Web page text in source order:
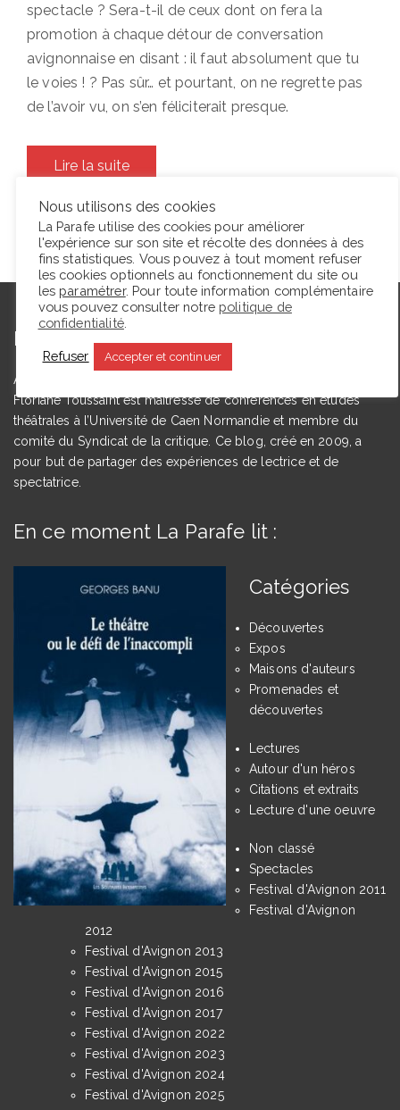
spectacle ? Sera-t-il de ceux dont on fera la
promotion à chaque détour de conversation
avignonnaise en disant : il faut absolument que tu
le voies ! ? Pas sûr… et pourtant, on ne regrette pas
de l’avoir vu, on s’en féliciterait presque.
Lire la suite
L’autrice
Agrégée de lettres modernes et docteure en études théâtrales,
Floriane Toussaint est maîtresse de conférences en études
théâtrales à l’Université de Caen Normandie et membre du
comité du Syndicat de la critique. Ce blog, créé en 2009, a
pour but de partager des expériences de lectrice et de
spectatrice.
En ce moment La Parafe lit :
Catégories
Découvertes
Expos
Maisons d'auteurs
Promenades et
découvertes
Lectures
Autour d'un héros
Citations et extraits
Lecture d'une oeuvre
Non classé
Spectacles
Festival d'Avignon 2011
Festival d'Avignon
2012
Festival d'Avignon 2013
Festival d'Avignon 2015
Festival d'Avignon 2016
Festival d'Avignon 2017
Festival d'Avignon 2022
Festival d'Avignon 2023
Festival d'Avignon 2024
Festival d'Avignon 2025
Nous utilisons des cookies
La Parafe utilise des cookies pour améliorer
l'expérience sur son site et récolte des données à des
fins statistiques. Vous pouvez à tout moment refuser
les cookies optionnels au fonctionnement du site ou
les paramétrer. Pour toute information complémentaire
vous pouvez consulter notre politique de
confidentialité.
Refuser Accepter et continuer